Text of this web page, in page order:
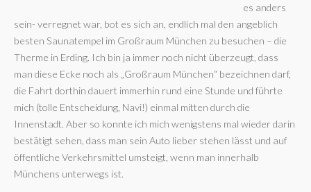
es anders
sein- verregnet war, bot es sich an, endlich mal den angeblich
besten Saunatempel im Großraum München zu besuchen – die
Therme in Erding. Ich bin ja immer noch nicht überzeugt, dass
man diese Ecke noch als „Großraum München“ bezeichnen darf,
die Fahrt dorthin dauert immerhin rund eine Stunde und führte
mich (tolle Entscheidung, Navi!) einmal mitten durch die
Innenstadt. Aber so konnte ich mich wenigstens mal wieder darin
bestätigt sehen, dass man sein Auto lieber stehen lässt und auf
öffentliche Verkehrsmittel umsteigt, wenn man innerhalb
Münchens unterwegs ist.